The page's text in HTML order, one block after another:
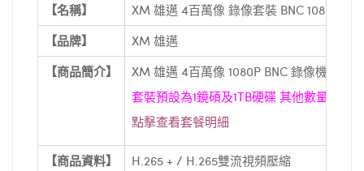
【名稱】 XM 雄邁 4百萬像 錄像套裝 BNC 1080
【品牌】
XM 雄邁
【商品簡介】
XM 雄邁 4百萬像 1080P BNC 錄像機套裝
套裝預設為1鏡碩及1TB硬碟 其他數量請自
點擊查看套餐明細
【商品資料】
H.265 + / H.265雙流視頻壓縮